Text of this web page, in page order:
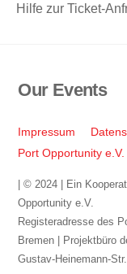
Hilfe zur Ticket-
Our Events
Impressum
Port Opportunity e.V.
| © 2024 | Ein
Opportunity e.V.
Registeradresse des
Bremen | Projektbüro
Gustav-Heinemann-